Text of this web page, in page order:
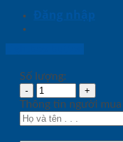
Đăng nhập
Số lượng:
Thông tin người mua